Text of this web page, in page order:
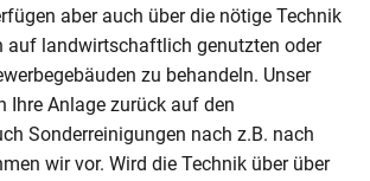
aber auch über die nötige Technik
auf landwirtschaftlich genutzten oder
zu behandeln. Unser
Ihre Anlage zurück auf den
Sonderreinigungen nach z.B. nach
wir vor. Wird die Technik über über